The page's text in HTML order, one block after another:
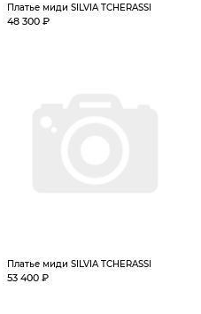
Платье миди SILVIA TCHERASSI
48 300 ₽
Платье миди SILVIA TCHERASSI
53 400 ₽